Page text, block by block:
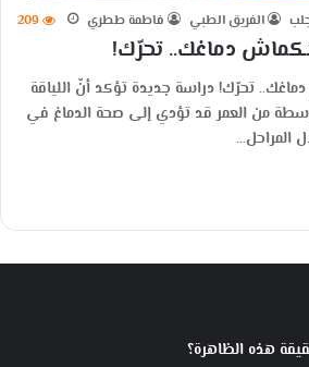
الفريق الطبي فاطمة ططري 209
دماغك.. تحرّك!
تحرّك! دراسة جديدة تؤكد أنّ اللياقة
من العمر قد تؤدي إلى صحة الدماغ في
المراحل…
هذه الظاهرة؟